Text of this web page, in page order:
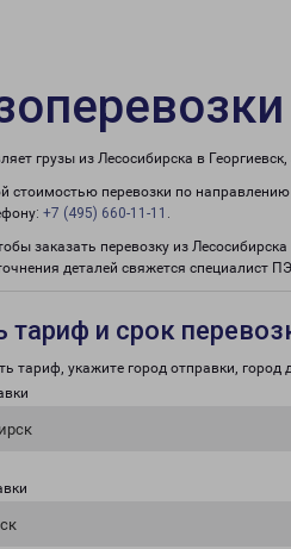
грузы из Лесосибирска в
стоимостью перевозки по
+7 (495) 660-11-11 .
заказать перевозку из
деталей свяжется специалист
тариф и срок
тариф, укажите город отправки, город